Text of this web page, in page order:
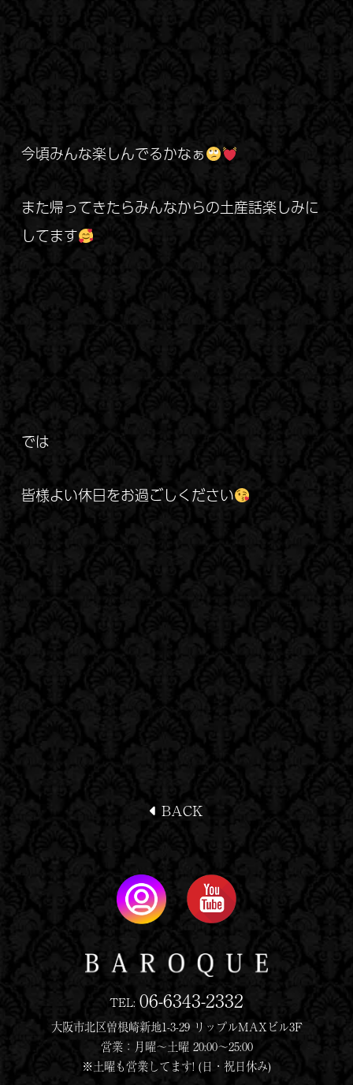
今頃みんな楽しんでるかなぁ
また帰ってきたらみんなからの土産話楽しみに
してます
では
皆様よい休日をお過ごしください
BACK
TEL: 06-6343-2332
大阪市北区曽根崎新地1-3-29 リップルMAXビル3F
営業：月曜〜土曜 20:00〜25:00
※土曜も営業してます! (日・祝日休み)